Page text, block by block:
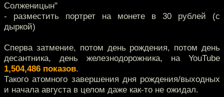
Солженицын"
- разместить портрет на монете в 30 рублей (с
дыркой)
Сперва затмение, потом день рождения, потом день
десантника, день железнодорожника, на YouTube
1,504,486 показов.
Такого атомного завершения дня рождения/выходных
и начала августа в целом даже как-то не ожидал.